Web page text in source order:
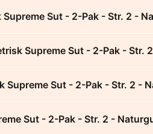
Sut - 2-Pak - Str. 2 -
Supreme Sut - 2-Pak - Str.
Supreme Sut - 2-Pak - Str. 2 -
Sut - 2-Pak - Str. 2 -